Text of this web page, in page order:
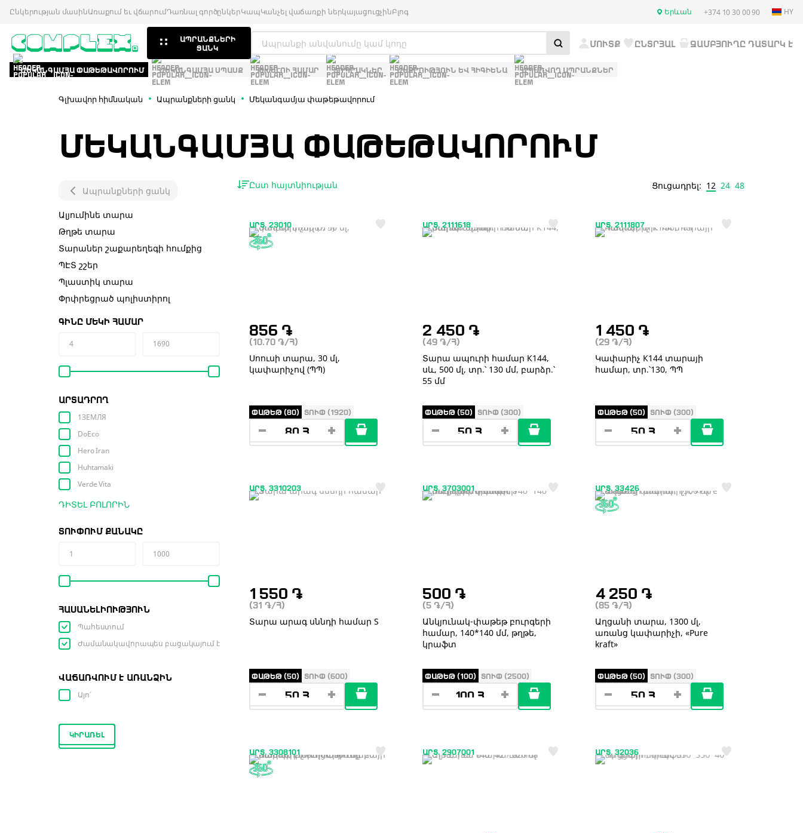
Ընկերության մասինԱռաքում եւ վճարումԴառնալ գործընկերԿապԿանչել վաճառքի ներկայացուցչինԲլոգ Երևան +374 10 30 00 90 HY
ԱՊՐԱՆՔՆԵՐԻ
ՑԱՆԿ
ՄՈՒՏՔ ԸՆՏՐՅԱԼ ԶԱՄԲՅՈՒՂԸ ԴԱՏԱՐԿ Է
ՄԵԿԱՆԳԱՄՅԱ ՓԱԹԵԹԱՎՈՐՈՒՄ ՄԵԿԱՆԳԱՄՅԱ ՍՊԱՍՔ ԹԽԵԼՈՒ ՀԱՄԱՐ ՏՈՊՐԱԿՆԵՐ ՄԱՔՐՈՒԹՅՈՒՆ ԵՎ ՀԻԳԻԵՆԱ ՍՊԱՌՎՈՂ ԱՊՐԱՆՔՆԵՐ
Գլխավոր հիմնական Ապրանքների ցանկ Մեկանգամյա փաթեթավորում
ՄԵԿԱՆԳԱՄՅԱ ՓԱԹԵԹԱՎՈՐՈՒՄ
Ապրանքների ցանկ
Ալյումինե տարա
Թղթե տարա
Տարաներ շաքարեղեգի հումքից
ՊԷՏ շշեր
Պլաստիկ տարա
Փրփրեցրած պոլիստիրոլ
ԳԻՆԸ ՄԵԿԻ ՀԱՄԱՐ
ԱՐՏԱԴՐՈՂ
1ЗЕМЛЯ
DoEco
Hero Iran
Huhtamaki
Verde Vita
ԴԻՏԵԼ ԲՈԼՈՐԻՆ
ՏՈՒՓՈՒՄ ՔԱՆԱԿԸ
ՀԱՍԱՆԵԼԻՈՒԹՅՈՒՆ
Պահեստում
Ժամանակավորապես բացակայում է
ՎԱՃԱՌՎՈՒՄ Է ԱՌԱՆՁԻՆ
Այո՛
ԿԻՐԱՌԵԼ
Ըստ հայտնիության Ցուցադրել: 12 24 48
ԱՐՏ. 23010
856 ֏
(10.70 ֏ /Հ)
Սոուսի տարա, 30 մլ,
կափարիչով (ՊՊ)
ՓԱԹԵԹ (80) ՏՈՒՓ (1920)
ԱՐՏ. 2111618
2 450 ֏
(49 ֏/Հ)
Տարա ապուրի համար К144,
սև, 500 մլ, տր.՝ 130 մմ, բարձր.՝
55 մմ
ՓԱԹԵԹ (50) ՏՈՒՓ (300)
ԱՐՏ. 2111807
1 450 ֏
(29֏ /Հ)
Կափարիչ К144 տարայի
համար, տր.՝130, ՊՊ
ՓԱԹԵԹ (50) ՏՈՒՓ (300)
ԱՐՏ. 3310203
1 550 ֏
(31 ֏ /Հ)
Տարա արագ սննդի համար S
ՓԱԹԵԹ (50) ՏՈՒՓ (600)
ԱՐՏ. 3703001
500 ֏
(5 ֏/Հ)
Անկյունակ-փաթեթ բուրգերի
համար, 140*140 մմ, թղթե,
կրաֆտ
ՓԱԹԵԹ (100) ՏՈՒՓ (2500)
ԱՐՏ. 33426
4 250 ֏
(85֏ /Հ)
Աղցանի տարա, 1300 մլ,
առանց կափարիչի, «Pure
kraft»
ՓԱԹԵԹ (50) ՏՈՒՓ (300)
ԱՐՏ. 3308101 ԱՐՏ. 2907001 ԱՐՏ. 32036